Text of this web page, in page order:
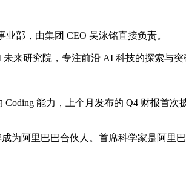
部，由集团 CEO 吴泳铭直接负责。
来研究院，专注前沿 AI 科技的探索与突
能力，上个月发布的 Q4 财报首
为阿里巴巴合伙人。首席科学家是阿里